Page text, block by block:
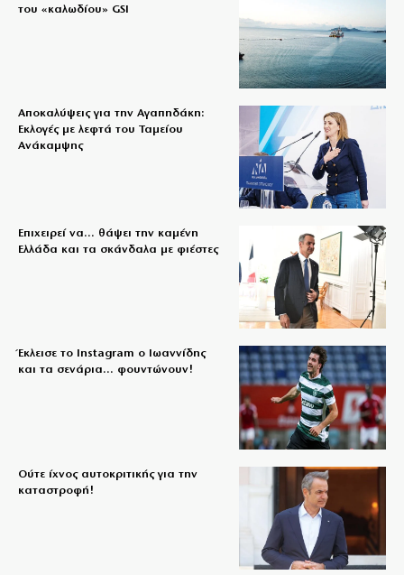
του «καλωδίου» GSI
Αποκαλύψεις για την Αγαπηδάκη:
Εκλογές με λεφτά του Ταμείου
Ανάκαμψης
Επιχειρεί να… θάψει την καμένη
Ελλάδα και τα σκάνδαλα με φιέστες
Έκλεισε το Instagram ο Ιωαννίδης
και τα σενάρια… φουντώνουν!
Ούτε ίχνος αυτοκριτικής για την
καταστροφή!